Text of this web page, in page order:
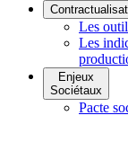
Les
Les
Enjeux
Sociétaux
Pacte